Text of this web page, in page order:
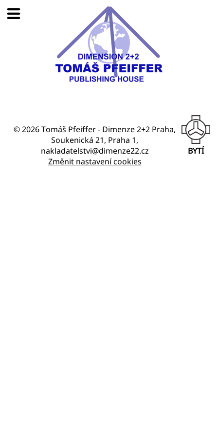
© 2026 Tomáš Pfeiffer - Dimenze 2+2 Praha,
Soukenická 21, Praha 1,
nakladatelstvi@dimenze22.cz
Změnit nastavení cookies
BYTÍ